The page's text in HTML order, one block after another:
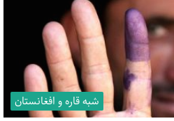
شبه قاره و افغانستان